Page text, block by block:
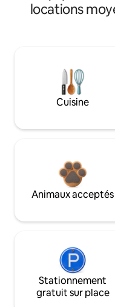
locations
Cuisine
Animaux acceptés
Stationnement
gratuit sur place